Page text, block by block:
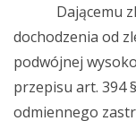
Dającemu
dochodzenia od
podwójnej
przepisu art. 394
odmiennego